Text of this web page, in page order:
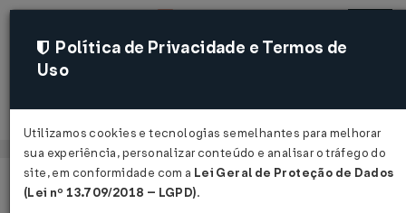
Acessar
Página Inicial Legislações
Política de Privacidade e Termos de
Uso
Utilizamos cookies e tecnologias semelhantes para melhorar
sua experiência, personalizar conteúdo e analisar o tráfego do
site, em conformidade com a Lei Geral de Proteção de Dados
(Lei nº 13.709/2018 – LGPD).